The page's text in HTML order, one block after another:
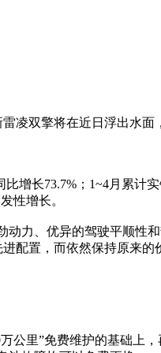
凌双擎将在近日浮出水面
长73.7%；1~4月累计
性增长。
力、优异的驾驶平顺性
配置，而依然保持原来的
里”免费维护的基础上